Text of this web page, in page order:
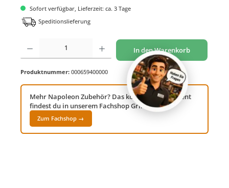
Sofort verfügbar, Lieferzeit: ca. 3 Tage
Speditionslieferung
Produkt Anzahl: Gib den gewünschten Wert ein oder benutze die Schaltflächen um
In den Warenkorb
Produktnummer: 000659400000
Mehr Napoleon Zubehör? Das komplette Sortiment
findest du in unserem Fachshop Grillwelt24!
Zum Fachshop →